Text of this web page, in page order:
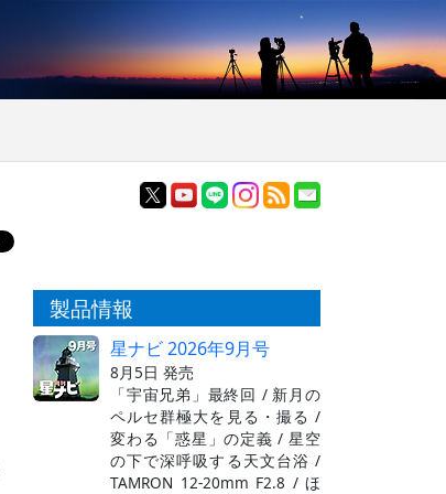
製品情報
星ナビ 2026年9月号
8月5日 発売
「宇宙兄弟」最終回 / 新月の
ペルセ群極大を見る・撮る /
変わる「惑星」の定義 / 星空
の下で深呼吸する天文台浴 /
TAMRON 12-20mm F2.8 / ほ